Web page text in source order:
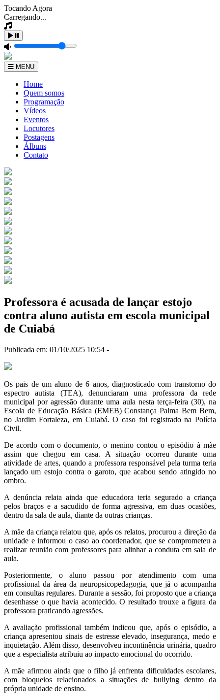
Tocando Agora
Carregando...
MENU
Home
Quem somos
Programação
Vídeos
Eventos
Locutores
Postagens
Álbuns
Contato
Professora é acusada de lançar estojo
contra aluno autista em escola municipal
de Cuiabá
Publicada em: 01/10/2025 10:54 -
Os pais de um aluno de 6 anos, diagnosticado com transtorno do
espectro autista (TEA), denunciaram uma professora da rede
municipal por agressão durante uma aula nesta terça-feira (30), na
Escola de Educação Básica (EMEB) Constança Palma Bem Bem,
no Jardim Fortaleza, em Cuiabá. O caso foi registrado na Polícia
Civil.
De acordo com o documento, o menino contou o episódio à mãe
assim que chegou em casa. A situação ocorreu durante uma
atividade de artes, quando a professora responsável pela turma teria
lançado um estojo contra o garoto, que acabou sendo atingido no
ombro.
A denúncia relata ainda que educadora teria segurado a criança
pelos braços e a sacudido de forma agressiva, em duas ocasiões,
dentro da sala de aula, diante da outras crianças.
A mãe da criança relatou que, após os relatos, procurou a direção da
unidade e informou o caso ao coordenador, que se comprometeu a
realizar reunião com professores para alinhar a conduta em sala de
aula.
Posteriormente, o aluno passou por atendimento com uma
profissional da área da neuropsicopedagogia, que já o acompanha
em consultas regulares. Durante a sessão, foi proposto que a criança
desenhasse o que havia acontecido. O resultado trouxe a figura da
professora praticando agressões.
A avaliação profissional também indicou que, após o episódio, a
criança apresentou sinais de estresse elevado, insegurança, medo e
inquietação. Além disso, desenvolveu incontinência urinária, quadro
que a especialista atribuiu ao impacto emocional do ocorrido.
A mãe afirmou ainda que o filho já enfrenta dificuldades escolares,
com bloqueios relacionados a situações de bullying dentro da
própria unidade de ensino.